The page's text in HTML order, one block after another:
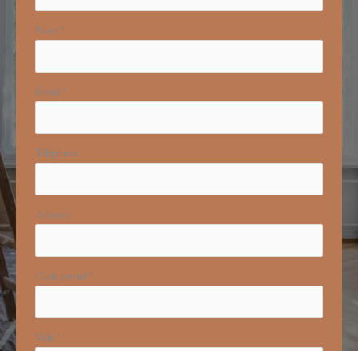
Nom *
Email *
Téléphone
Adresse
Code postal *
Ville *